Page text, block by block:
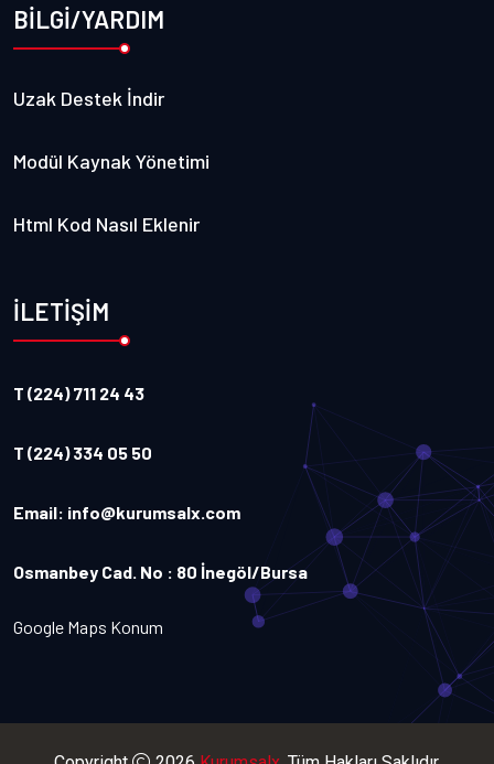
BİLGİ/YARDIM
Uzak Destek İndir
Modül Kaynak Yönetimi
Html Kod Nasıl Eklenir
İLETİŞİM
T (224) 711 24 43
T (224) 334 05 50
Email: info@kurumsalx.com
Osmanbey Cad. No : 80 İnegöl/Bursa
Google Maps Konum